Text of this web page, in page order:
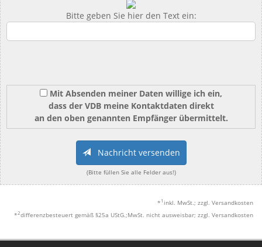
Bitte geben Sie hier den Text ein:
Mit Absenden meiner Daten willige ich ein,
dass der VDB meine Kontaktdaten direkt
an den oben genannten Empfänger übermittelt.
Nachricht versenden
(Bitte füllen Sie alle Felder aus!)
* 1 inkl. MwSt.; zzgl. Versandkosten
*2differenzbesteuert gemäß §25a UStG.;MwSt. nicht ausweisbar; zzgl. Versandkosten